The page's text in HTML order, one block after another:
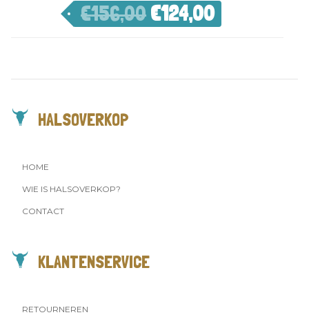
€156,00 €124,00
HALSOVERKOP
HOME
WIE IS HALSOVERKOP?
CONTACT
KLANTENSERVICE
RETOURNEREN